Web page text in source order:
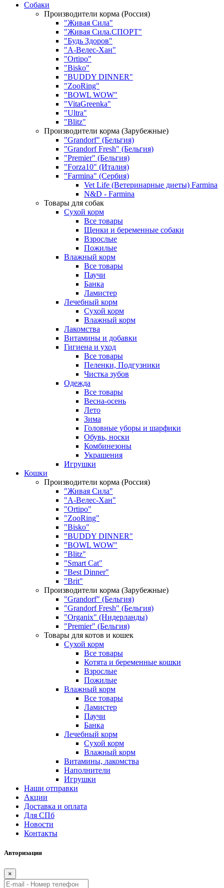
Собаки
Производители корма (Россия)
"Живая Сила"
"Живая Сила.СПОРТ"
"Будь Здоров"
"А-Велес-Хан"
"Ortipo"
"Bisko"
"BUDDY DINNER"
"ZooRing"
"BOWL WOW"
"VitaGreenka"
"Ultra"
"Blitz"
Производители корма (Зарубежные)
"Grandorf" (Бельгия)
"Grandorf Fresh" (Бельгия)
"Premier" (Бельгия)
"Forza10" (Италия)
"Farmina" (Сербия)
Vet Life (Ветеринарные диеты) Farmina
N&D - Farmina
Товары для собак
Сухой корм
Все товары
Щенки и беременные собаки
Взрослые
Пожилые
Влажный корм
Все товары
Паучи
Банка
Ламистер
Лечебный корм
Сухой корм
Влажный корм
Лакомства
Витамины и добавки
Гигиена и уход
Все товары
Пеленки, Подгузники
Чистка зубов
Одежда
Все товары
Весна-осень
Лето
Зима
Головные уборы и шарфики
Обувь, носки
Комбинезоны
Украшения
Игрушки
Кошки
Производители корма (Россия)
"Живая Сила"
"А-Велес-Хан"
"Ortipo"
"ZooRing"
"Bisko"
"BUDDY DINNER"
"BOWL WOW"
"Blitz"
"Smart Cat"
"Best Dinner"
"Brit"
Производители корма (Зарубежные)
"Grandorf" (Бельгия)
"Grandorf Fresh" (Бельгия)
"Organix" (Нидерланды)
"Premier" (Бельгия)
Товары для котов и кошек
Сухой корм
Все товары
Котята и беременные кошки
Взрослые
Пожилые
Влажный корм
Все товары
Ламистер
Паучи
Банка
Лечебный корм
Сухой корм
Влажный корм
Витамины, лакомства
Наполнители
Игрушки
Наши отправки
Акции
Доставка и оплата
Для СПб
Новости
Контакты
Авторизация
×